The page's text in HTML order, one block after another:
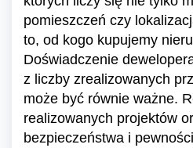
pomieszczeń czy
to, od kogo kupujemy
Doświadczenie
z liczby zrealizowanych
może być równie ważne.
realizowanych projektów
bezpieczeństwa i